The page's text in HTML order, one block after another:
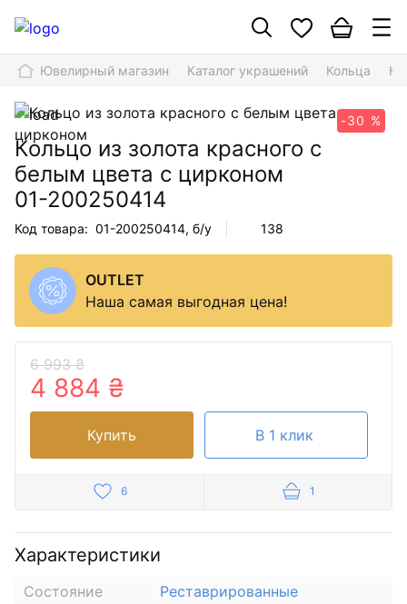
Ювелирный магазин Каталог украшений Кольца
-30 %
Кольцо из золота красного с
белым цвета с цирконом
01-200250414
Код товара: 01-200250414, б/у 138
OUTLET
Наша самая выгодная цена!
6 993 ₴
4 884 ₴
Купить В 1 клик
6 1
Характеристики
Состояние
Реставрированные